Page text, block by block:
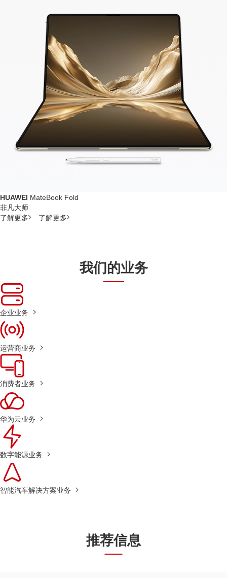
HUAWEI MateBook Fold
非凡大师
了解更多
了解更多
我们的业务
企业业务
运营商业务
消费者业务
华为云业务
数字能源业务
智能汽车解决方案业务
推荐信息